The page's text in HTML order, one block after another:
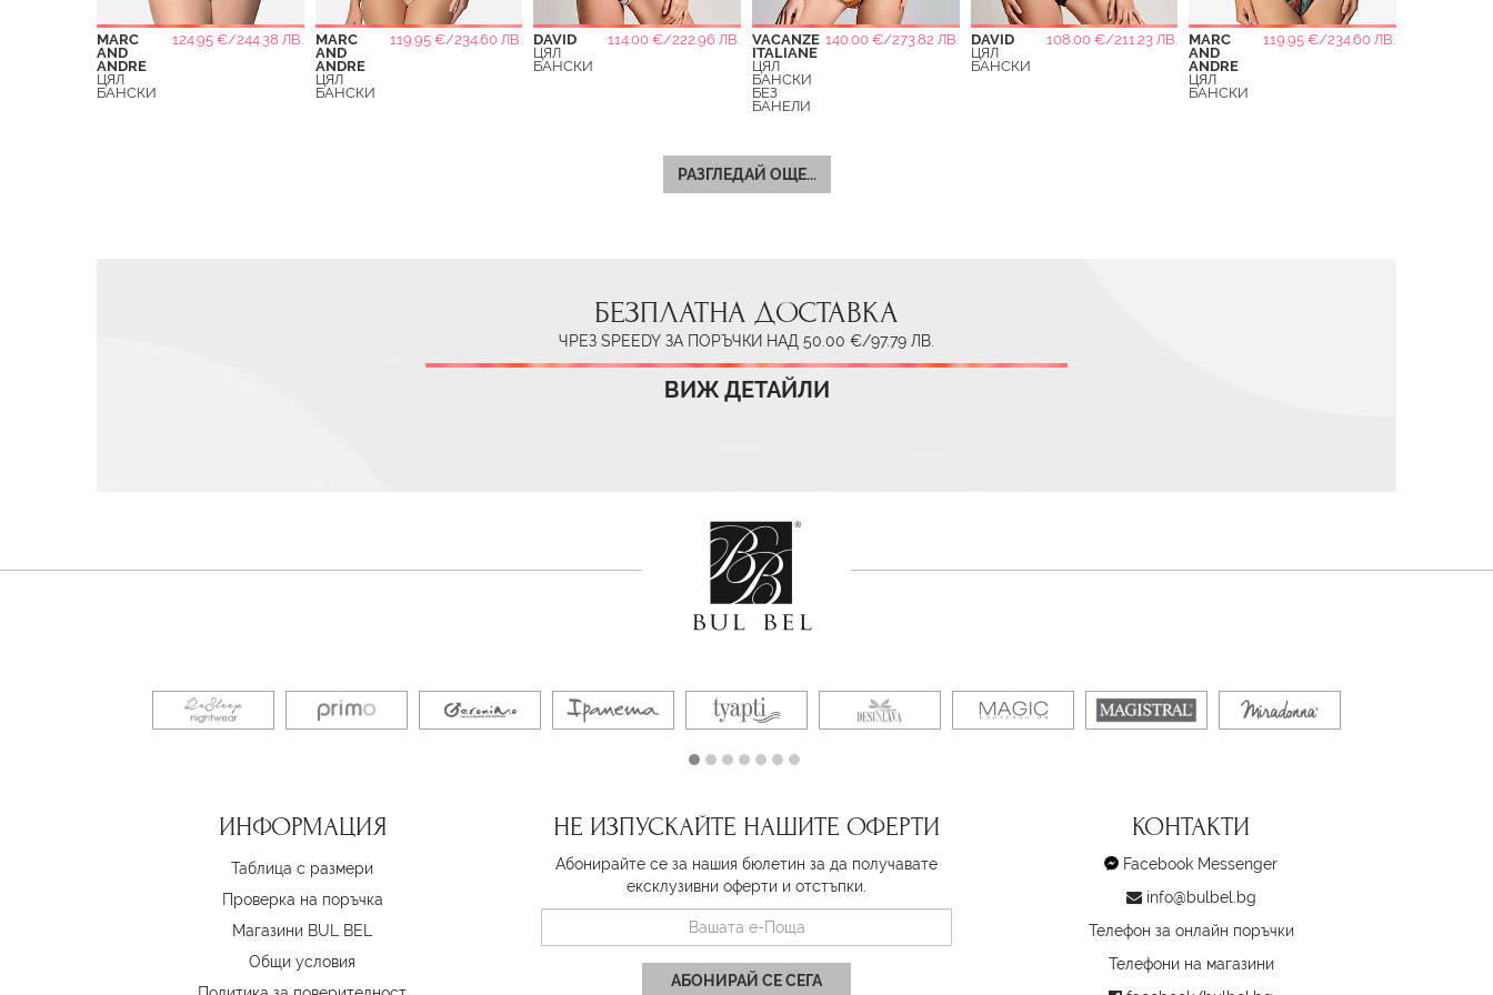
MARC
AND
ANDRE
124.95 €/244.38 ЛВ.
ЦЯЛ
БАНСКИ
MARC
AND
ANDRE
119.95 €/234.60 ЛВ.
ЦЯЛ
БАНСКИ
DAVID
114.00 €/222.96 ЛВ.
ЦЯЛ
БАНСКИ
VACANZE
ITALIANE
140.00 €/273.82 ЛВ.
ЦЯЛ
БАНСКИ
БЕЗ
БАНЕЛИ
DAVID
108.00 €/211.23 ЛВ.
ЦЯЛ
БАНСКИ
MARC
AND
ANDRE
119.95 €/234.60 ЛВ.
ЦЯЛ
БАНСКИ
РАЗГЛЕДАЙ ОЩЕ...
БЕЗПЛАТНА ДОСТАВКА
ЧРЕЗ SPEEDY ЗА ПОРЪЧКИ НАД 50.00 €/97.79 ЛВ.
ВИЖ ДЕТАЙЛИ
ИНФОРМАЦИЯ
Таблица с размери
Проверка на поръчка
Магазини BUL BEL
Oбщи условия
НЕ ИЗПУСКАЙТЕ НАШИТЕ ОФЕРТИ
Абонирайте се за нашия бюлетин за да получавате
ексклузивни оферти и отстъпки.
АБОНИРАЙ СЕ СЕГА
КОНТАКТИ
Facebook Messenger
info@bulbel.bg
Телефон за онлайн поръчки
Телефони на магазини